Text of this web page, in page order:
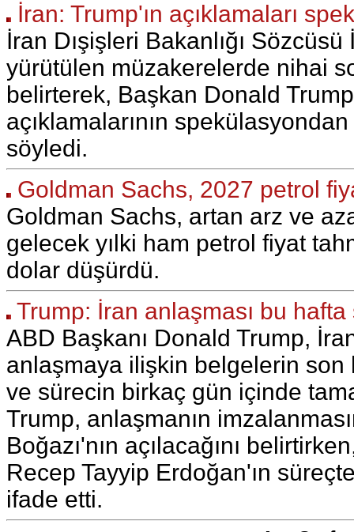
İran: Trump'ın açıklamaları
İran Dışişleri Bakanlığı
yürütülen müzakerelerde nihai
belirterek, Başkan Donald
açıklamalarının
söyledi.
Goldman Sachs, 2027 petrol
Goldman Sachs, artan arz ve
gelecek yılki ham petrol fiyat
dolar düşürdü.
Trump: İran anlaşması bu
ABD Başkanı Donald Trump,
anlaşmaya ilişkin belgelerin son
ve sürecin birkaç gün içinde
Trump, anlaşmanın
Boğazı'nın açılacağını
Recep Tayyip Erdoğan'ın
ifade etti.